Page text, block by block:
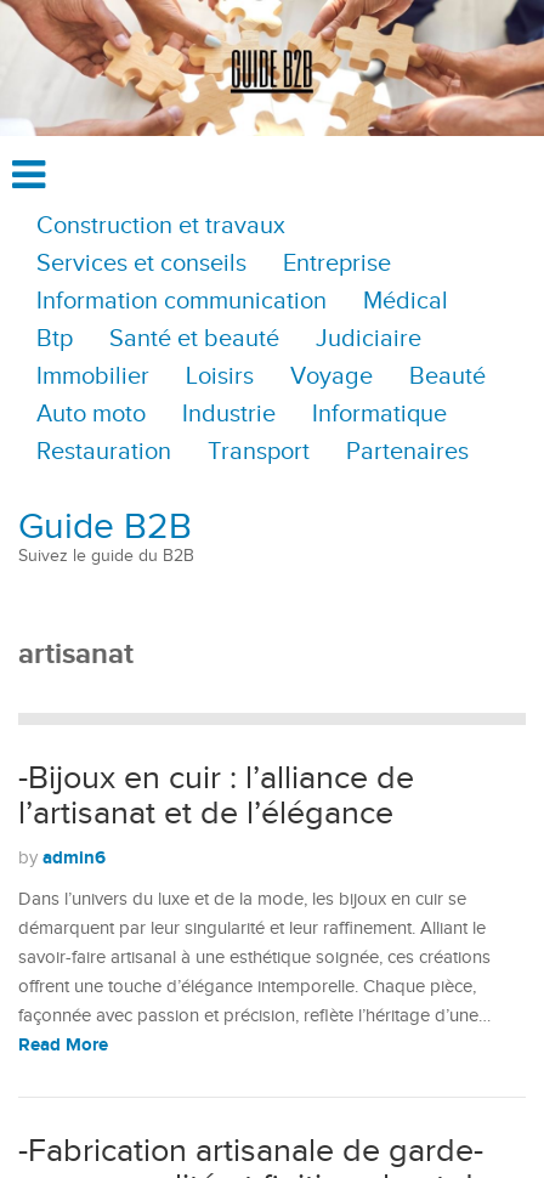
Construction et travaux
Services et conseils
Entreprise
Information communication
Médical
Btp
Santé et beauté
Judiciaire
Immobilier
Loisirs Voyage
Beauté
Auto moto
Industrie
Informatique
Restauration
Transport Partenaires
Guide B2B
Suivez le guide du B2B
artisanat
-Bijoux en cuir : l’alliance de
l’artisanat et de l’élégance
by admin6
Dans l’univers du luxe et de la mode, les bijoux en cuir se
démarquent par leur singularité et leur raffinement. Alliant le
savoir-faire artisanal à une esthétique soignée, ces créations
offrent une touche d’élégance intemporelle. Chaque pièce,
façonnée avec passion et précision, reflète l’héritage d’une…
Read More
-Fabrication artisanale de garde-